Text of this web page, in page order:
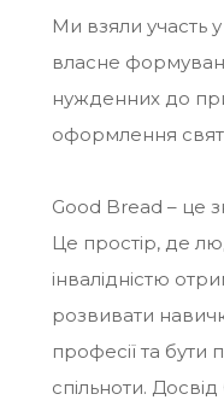
Ми взяли участь
власне
нужденних до
оформлення
Good Bread – це
Це простір, де
інвалідністю
розвивати
професії та
спільноти.